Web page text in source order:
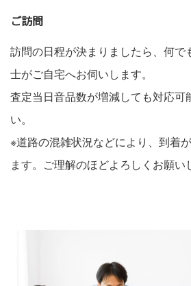
ご訪問
訪問の日程が決まりましたら、何で
士がご自宅へお伺いします。
査定当日音品数が増減しても対応可
い。
※道路の混雑状況などにより、到着
ます。ご理解のほどよろしくお願い